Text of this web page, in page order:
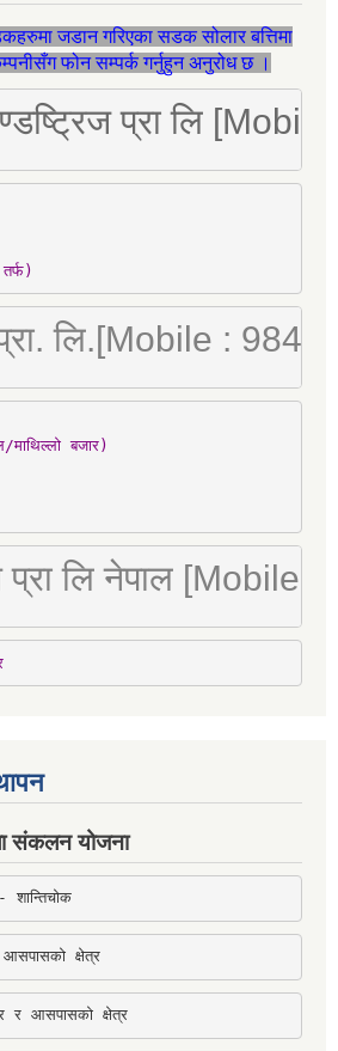
जडान गरिएका सडक सोलार बत्तिमा
फोन सम्पर्क गर्नुहुन अनुरोध छ ।
प्रा लि
प्रा. लि.[Mobile :
माथिल्लो बजार)
प्रा लि नेपाल [Mobile
संकलन योजना
शान्तिचोक
क्षेत्र
र आसपासको क्षेत्र